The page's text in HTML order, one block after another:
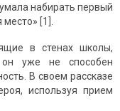
набирать первый
[1].
в стенах школы,
он уже не способен
В своем рассказе
используя прием